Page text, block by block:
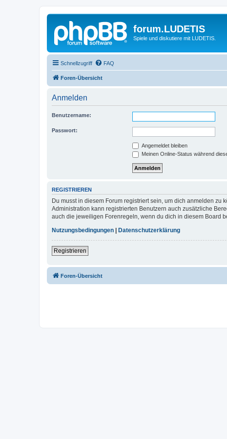
forum.LUDETIS
Spiele und diskutiere mit LUDETIS.
Schnellzugriff FAQ
Foren-Übersicht
Anmelden
Benutzername:
Passwort:
Angemeldet bleiben
Meinen Online-Status während
REGISTRIEREN
Du musst in diesem Forum registriert sein, um dich anmelden
Administration kann registrierten Benutzern auch zusätzliche
auch die jeweiligen Forenregeln, wenn du dich in diesem Board
Nutzungsbedingungen
Datenschutzerklärung
Registrieren
Foren-Übersicht